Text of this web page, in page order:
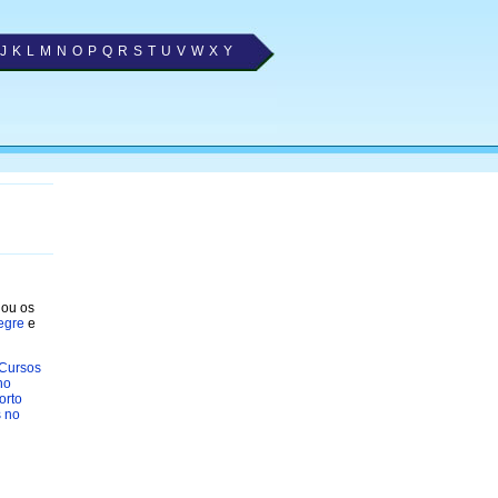
J K L M N O P Q R S T U V W X Y
os
e
no